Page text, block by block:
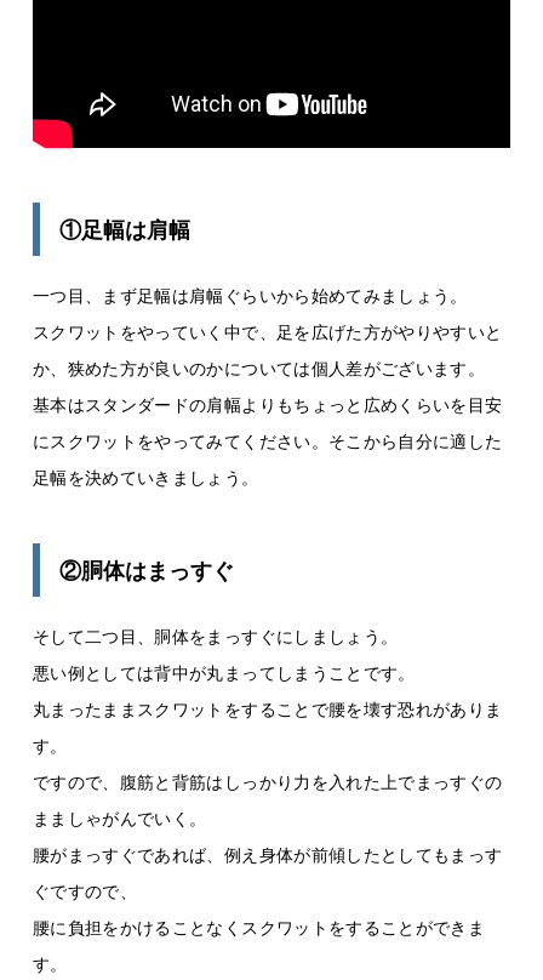
①足幅は肩幅
一つ目、まず足幅は肩幅ぐらいから始めてみましょう。
スクワットをやっていく中で、足を広げた方がやりやすいと
か、狭めた方が良いのかについては個人差がございます。
基本はスタンダードの肩幅よりもちょっと広めくらいを目安
にスクワットをやってみてください。そこから自分に適した
足幅を決めていきましょう。
②胴体はまっすぐ
そして二つ目、胴体をまっすぐにしましょう。
悪い例としては背中が丸まってしまうことです。
丸まったままスクワットをすることで腰を壊す恐れがありま
す。
ですので、腹筋と背筋はしっかり力を入れた上でまっすぐの
まましゃがんでいく。
腰がまっすぐであれば、例え身体が前傾したとしてもまっす
ぐですので、
腰に負担をかけることなくスクワットをすることができま
す。